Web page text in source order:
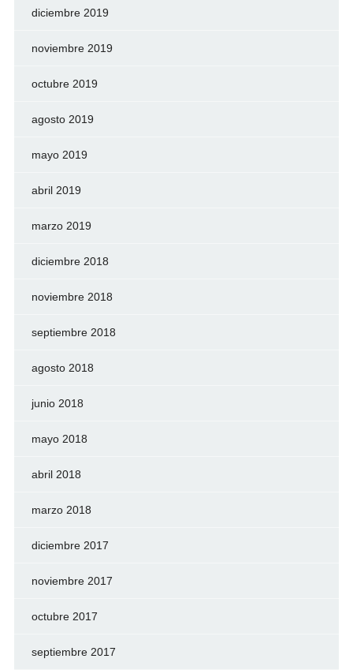
diciembre 2019
noviembre 2019
octubre 2019
agosto 2019
mayo 2019
abril 2019
marzo 2019
diciembre 2018
noviembre 2018
septiembre 2018
agosto 2018
junio 2018
mayo 2018
abril 2018
marzo 2018
diciembre 2017
noviembre 2017
octubre 2017
septiembre 2017